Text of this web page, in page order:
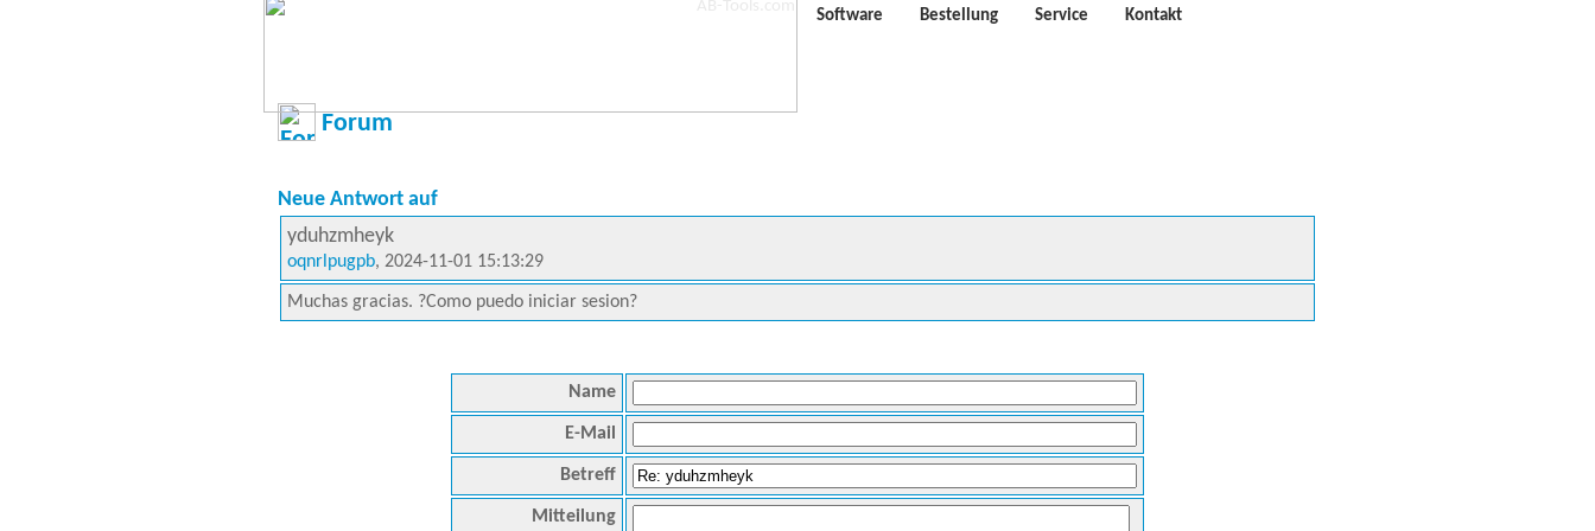
Software Bestellung Service Kontakt
Forum
Neue Antwort auf
yduhzmheyk
oqnrlpugpb, 2024-11-01 15:13:29
Muchas gracias. ?Como puedo iniciar sesion?
Name
E-Mail
Betreff
Mitteilung